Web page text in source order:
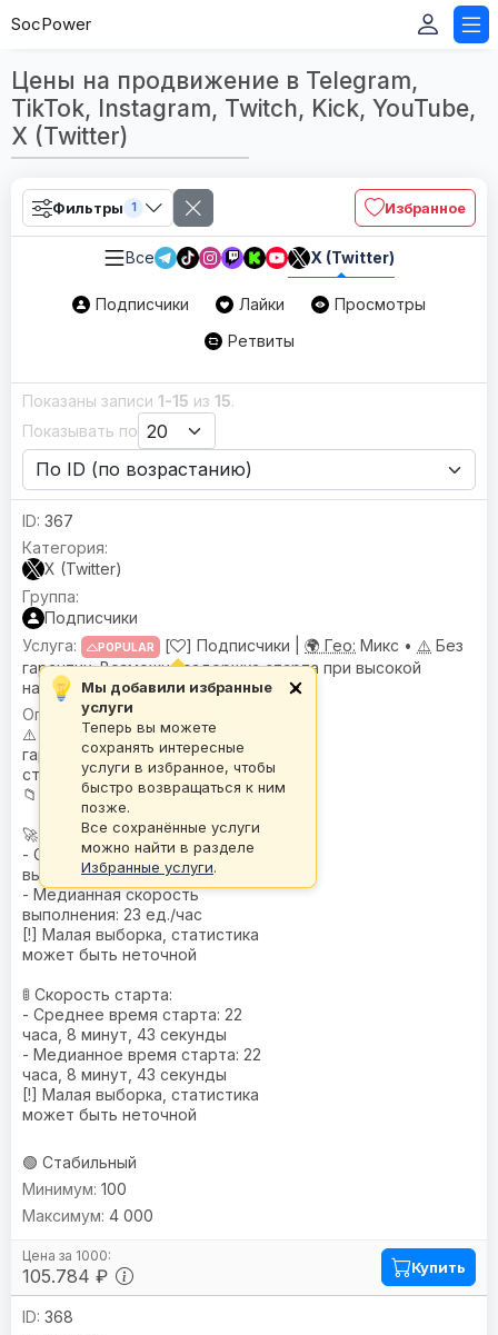
SocPower
Цены на продвижение в Telegram,
TikTok, Instagram, Twitch, Kick, YouTube,
X (Twitter)
Фильтры 1 Избранное
Все X (Twitter)
Подписчики Лайки
Просмотры
Ретвиты
Показаны записи 1-15 из 15.
Показывать по
367
X (Twitter)
Подписчики
POPULAR [ ] Подписчики | 🌍 Гео: Микс • ⚠️ Без
гарантии. Возможна задержка старта при высокой
нагрузке.
🌍География
⚠️
Предупреждениe: Без
гарантии. Возможна задержка
старта при высокой нагрузке.
📁
: T-BASE
🚀 Скорость:
- Средняя скорость
выполнения: 23 ед./час
- Медианная скорость
выполнения: 23 ед./час
[!] Малая выборка, статистика
может быть неточной
🚦 Скорость старта:
- Среднее время старта: 22
часа, 8 минут, 43 секунды
- Медианное время старта: 22
часа, 8 минут, 43 секунды
[!] Малая выборка, статистика
может быть неточной
🟢 Стабильный
105.784 ₽
100
4 000
Купить
368
Мы добавили избранные
услуги
Теперь вы можете
сохранять интересные
услуги в избранное, чтобы
быстро возвращаться к ним
позже.
Все сохранённые услуги
можно найти в разделе
Избранные услуги.
×